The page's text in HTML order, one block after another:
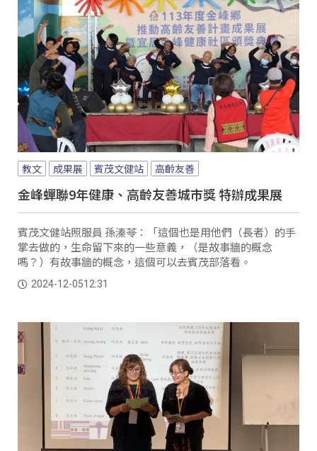
教文 成果展 賓茂文健站 高齡友善
金峰蟬聯9年健康、高齡友善城市獎 特辦成果展
賓茂文健站照服員 孫溱苓：「這個也是用他們（長者）的手
掌去做的，生命留下來的一些意義，（是故事牆的概念
嗎？）有故事牆的概念，這個可以去賓茂部落看。
2024-12-0512:31